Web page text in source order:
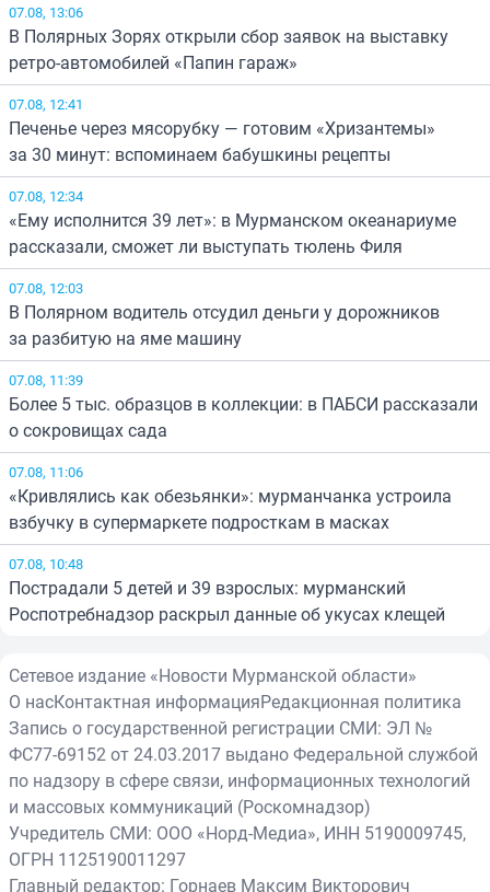
07.08, 13:06
В Полярных Зорях открыли сбор заявок на выставку
ретро-автомобилей «Папин гараж»
07.08, 12:41
Печенье через мясорубку — готовим «Хризантемы»
за 30 минут: вспоминаем бабушкины рецепты
07.08, 12:34
«Ему исполнится 39 лет»: в Мурманском океанариуме
рассказали, сможет ли выступать тюлень Филя
07.08, 12:03
В Полярном водитель отсудил деньги у дорожников
за разбитую на яме машину
07.08, 11:39
Более 5 тыс. образцов в коллекции: в ПАБСИ рассказали
о сокровищах сада
07.08, 11:06
«Кривлялись как обезьянки»: мурманчанка устроила
взбучку в супермаркете подросткам в масках
07.08, 10:48
Пострадали 5 детей и 39 взрослых: мурманский
Роспотребнадзор раскрыл данные об укусах клещей
Сетевое издание «Новости Мурманской области»
О насКонтактная информацияРедакционная политика
Запись о государственной регистрации СМИ: ЭЛ №
ФС77-69152 от 24.03.2017 выдано Федеральной службой
по надзору в сфере связи, информационных технологий
и массовых коммуникаций (Роскомнадзор)
Учредитель СМИ: ООО «Норд-Медиа», ИНН 5190009745,
ОГРН 1125190011297
Главный редактор: Горнаев Максим Викторович